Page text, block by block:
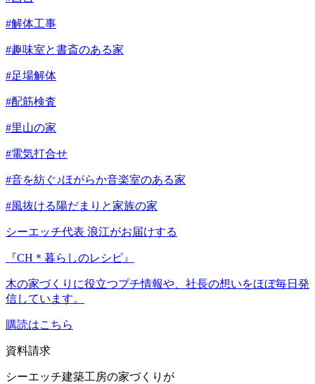
#解体工事
#趣味室と書斎のある家
#足場解体
#配筋検査
#里山の家
#電気打合せ
#音を紡ぐ♪ほがらか音楽室のある家
#風抜ける陽だまりと家族の家
シーエッチ代表 浪江がお届けする
『CH＊暮らしのレシピ』
木の家づくりに役立つプチ情報や、社長の想いをほぼ毎日発
信しています。
購読はこちら
資料請求
シーエッチ建築工房の家づくりが